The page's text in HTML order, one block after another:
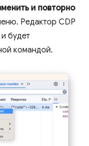
и повторно
Редактор CDP
будет
командой.